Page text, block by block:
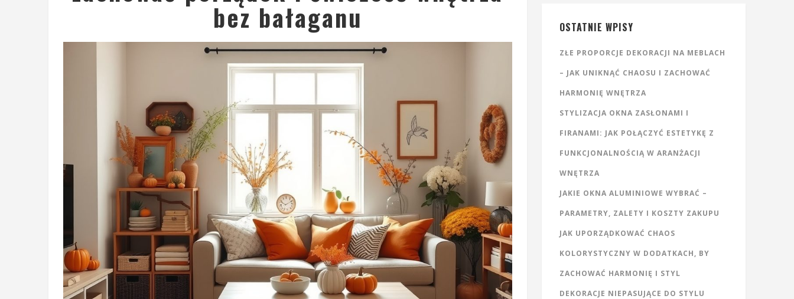
bez bałaganu OSTATNIE WPISY
ZŁE PROPORCJE DEKORACJI NA MEBLACH
– JAK UNIKNĄĆ CHAOSU I ZACHOWAĆ
HARMONIĘ WNĘTRZA
STYLIZACJA OKNA ZASŁONAMI I
FIRANAMI: JAK POŁĄCZYĆ ESTETYKĘ Z
FUNKCJONALNOŚCIĄ W ARANŻACJI
WNĘTRZA
JAKIE OKNA ALUMINIOWE WYBRAĆ –
PARAMETRY, ZALETY I KOSZTY ZAKUPU
JAK UPORZĄDKOWAĆ CHAOS
KOLORYSTYCZNY W DODATKACH, BY
ZACHOWAĆ HARMONIĘ I STYL
DEKORACJE NIEPASUJĄCE DO STYLU